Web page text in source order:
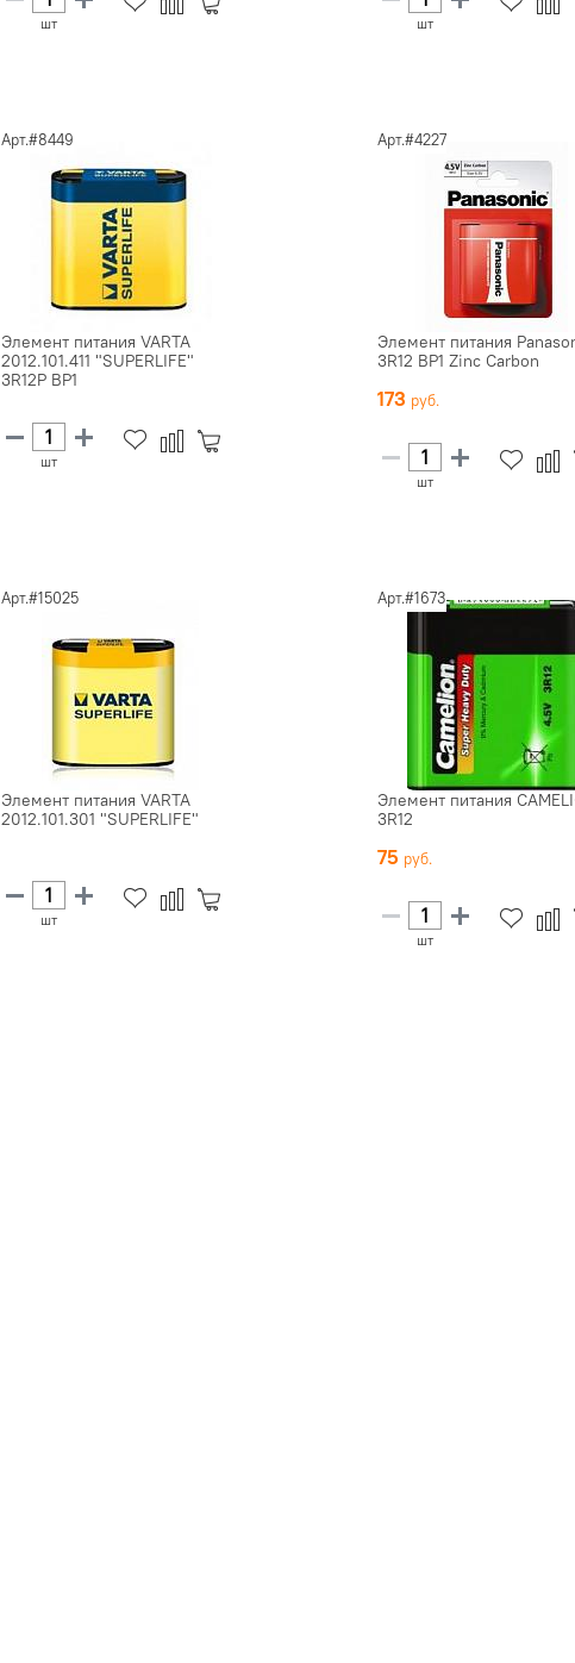
шт шт
Арт.#8449
Элемент питания VARTA
2012.101.411 "SUPERLIFE"
3R12P BP1
шт
Арт.#4227
Элемент питания
3R12 BP1 Zinc Carbon
173
шт
Арт.#15025
Элемент питания VARTA
2012.101.301 "SUPERLIFE"
шт
Арт.#1673
Элемент питания
3R12
75
шт